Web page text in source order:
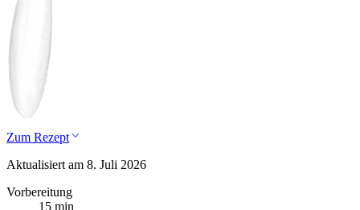
Zum Rezept
Aktualisiert am 8. Juli 2026
Vorbereitung
15 min